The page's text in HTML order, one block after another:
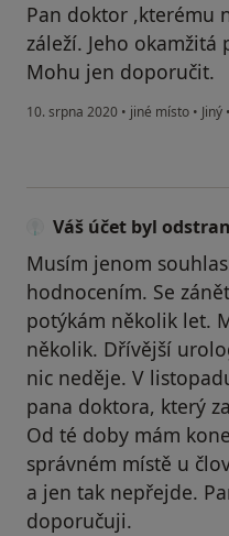
Pan doktor ,kterému
záleží. Jeho okamžitá
Mohu jen doporučit.
10. srpna 2020 • jiné místo • Jiný •
Váš účet byl
Musím jenom
hodnocením. Se
potýkám několik let.
několik. Dřívější
nic neděje. V
pana doktora, který
Od té doby mám
správném místě u
a jen tak nepřejde.
doporučuji.